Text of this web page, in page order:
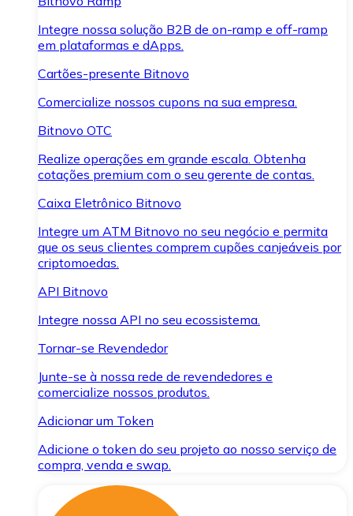
Integre nossa solução B2B de on-ramp e off-ramp
em plataformas e dApps.
Cartões-presente Bitnovo
Comercialize nossos cupons na sua empresa.
Bitnovo OTC
Realize operações em grande escala. Obtenha
cotações premium com o seu gerente de contas.
Caixa Eletrônico Bitnovo
Integre um ATM Bitnovo no seu negócio e permita
que os seus clientes comprem cupões canjeáveis por
criptomoedas.
API Bitnovo
Integre nossa API no seu ecossistema.
Tornar-se Revendedor
Junte-se à nossa rede de revendedores e
comercialize nossos produtos.
Adicionar um Token
Adicione o token do seu projeto ao nosso serviço de
compra, venda e swap.